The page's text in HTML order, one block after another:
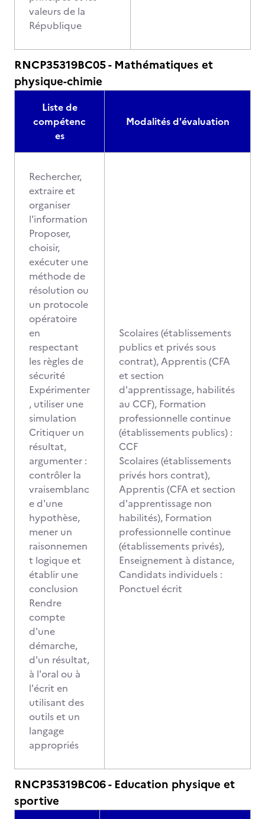
valeurs de la
République
RNCP35319BC05 - Mathématiques et
physique-chimie
Liste de
compétenc
es
Modalités d'évaluation
Rechercher,
extraire et
organiser
l'information
Proposer,
choisir,
exécuter une
méthode de
résolution ou
un protocole
opératoire
en
respectant
les règles de
sécurité
Expérimenter
, utiliser une
simulation
Critiquer un
résultat,
argumenter :
contrôler la
vraisemblanc
e d'une
hypothèse,
mener un
raisonnemen
t logique et
établir une
conclusion
Rendre
compte
d'une
démarche,
d'un résultat,
à l'oral ou à
l'écrit en
utilisant des
outils et un
langage
appropriés
Scolaires (établissements
publics et privés sous
contrat), Apprentis (CFA
et section
d'apprentissage, habilités
au CCF), Formation
professionnelle continue
(établissements publics) :
CCF
Scolaires (établissements
privés hors contrat),
Apprentis (CFA et section
d'apprentissage non
habilités), Formation
professionnelle continue
(établissements privés),
Enseignement à distance,
Candidats individuels :
Ponctuel écrit
RNCP35319BC06 - Education physique et
sportive